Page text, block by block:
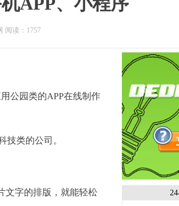
阅读：1757
公园类的APP在线制作
类的公司。
文字的排版，就能轻松